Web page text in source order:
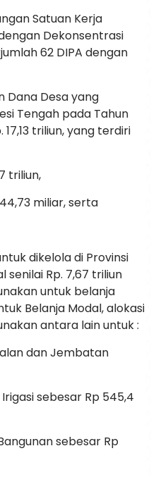
Satuan Kerja
Dekonsentrasi
62 DIPA dengan
Dana Desa yang
Tengah pada Tahun
triliun, yang terdiri
triliun,
miliar, serta
dikelola di Provinsi
senilai Rp. 7,67 triliun
untuk belanja
Belanja Modal, alokasi
antara lain untuk :
dan Jembatan
sebesar Rp 545,4
sebesar Rp